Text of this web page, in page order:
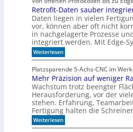
e
n
e
n
f
i
m
A
k
u
s
i
k
p
a
n
e
e
u
t
e
s
c
h
o
n
a
n
m
o
r
g
Retrofit-Daten sauber
Daten liegen in vielen
vor, können aber oft nicht
in nachgelagerte Prozesse
integriert werden. Mit Edge-
Weiterlesen:
R
t
r
o
f
i
t
-
D
a
Platzsparende 5-Achs-CNC im
Mehr Präzision auf weniger
Wachstum trotz beengter
Herausforderung, vor der
stehen. Erfahrung,
Fertigung halten die
Weiterlesen:
M